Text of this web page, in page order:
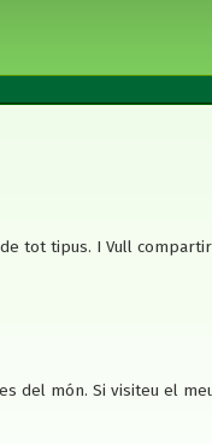
tot tipus. I Vull
del món. Si visiteu el